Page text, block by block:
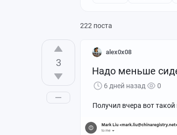
222 поста
3
alex0x08
Надо меньше
6 дней назад 0
Получил вчера вот